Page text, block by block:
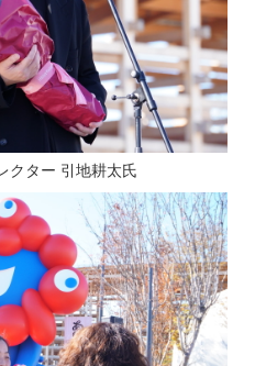
クター 引地耕太氏